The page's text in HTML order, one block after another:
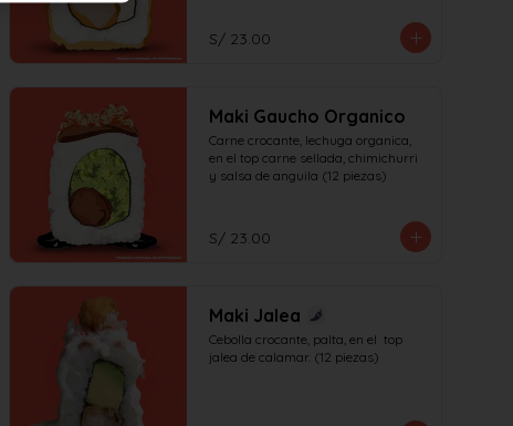
S/ 23.00
Maki Gaucho Organico
Carne crocante, lechuga organica,
en el top carne sellada, chimichurri
y salsa de anguila (12 piezas)
S/ 23.00
Maki Jalea
Cebolla crocante, palta, en el  top
jalea de calamar. (12 piezas)